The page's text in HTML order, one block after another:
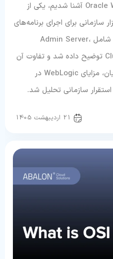
در این مقاله با سرور Oracle WebLogic آشنا شدیم، یکی از
سازمانی برای اجرای برنامه‌های
مبتنی بر Java EE. معماری آن، شامل Admin Server،
Managed Server و Clustering توضیح داده شد و تفاوت آن
با Tomcat بررسی گردید. در پایان، مزایای WebLogic در
سازمانی تحلیل شد.
21 اردیبهشت 1405